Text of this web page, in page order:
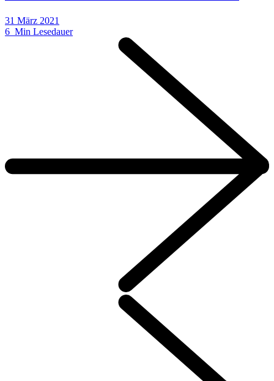
31 März 2021
6 Min Lesedauer